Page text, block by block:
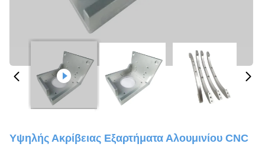
Υψηλής Ακρίβειας Εξαρτήματα Αλουμινίου CNC